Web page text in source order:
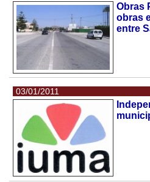
Obras
obras
entre
03/01/2011